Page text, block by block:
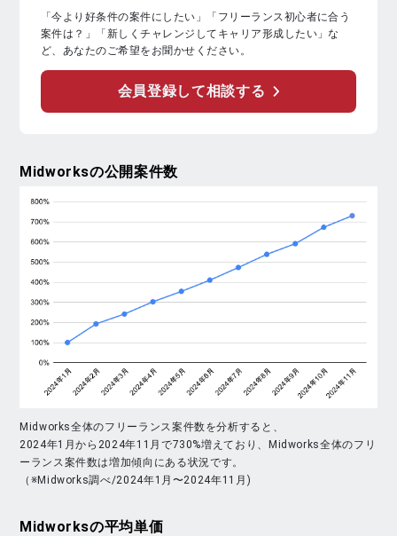
書、テスト仕様書などの各種ドキュメント作成 ・
開発メンバーとの仕様確認およびレビュー対応 ・
システム品質向上および保守性向上に向けた改善対
「今より好条件の案件にしたい」「フリーランス初心者に合う
案件は？」「新しくチャレンジしてキャリア形成したい」な
ど、あなたのご希望をお聞かせください。
会員登録して相談する
Midworksの公開案件数
Midworks全体のフリーランス案件数を分析すると、
2024年1月から2024年11月で730%増えており、Midworks全体のフリ
ーランス案件数は増加傾向にある状況です。
（※Midworks調べ/2024年1月〜2024年11月)
Midworksの平均単価